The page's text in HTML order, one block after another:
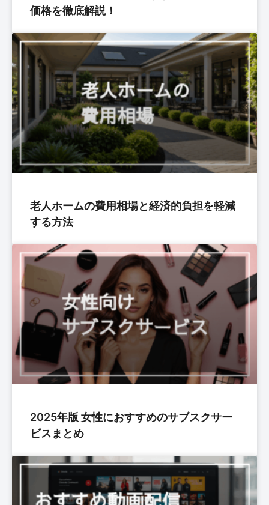
価格を徹底解説！
老人ホームの費用相場と経済的負担を軽減
する方法
2025年版 女性におすすめのサブスクサー
ビスまとめ